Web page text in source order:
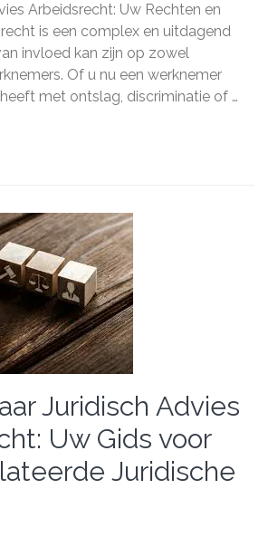
Advies
Arbeidsrecht:
Uw
Rechten
en
Opties
Arbeidsrecht: Uw Rechten en
is een complex en uitdagend
invloed kan zijn op zowel
Of u nu een werknemer
met ontslag, discriminatie of …
Juridisch Advies
Uw Gids voor
Juridische